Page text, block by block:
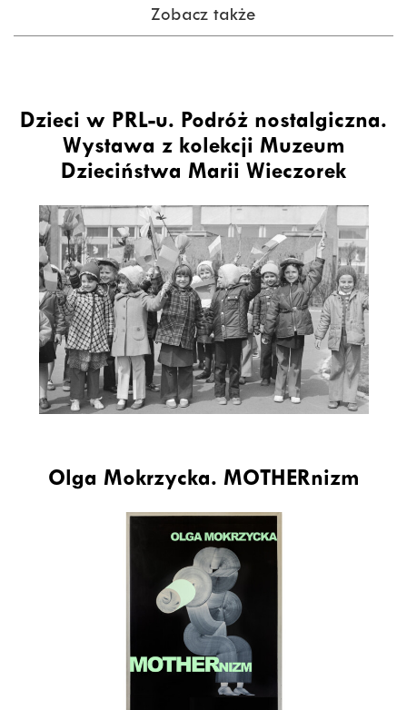
Zobacz także
Dzieci w PRL-u. Podróż nostalgiczna.
Wystawa z kolekcji Muzeum
Dzieciństwa Marii Wieczorek
Olga Mokrzycka. MOTHERnizm